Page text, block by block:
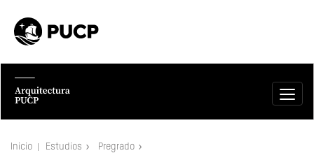
Inicio Estudios Pregrado